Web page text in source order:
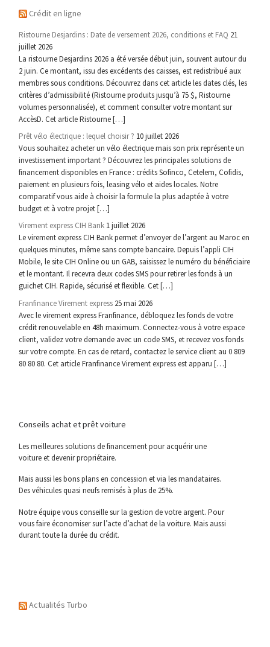
Crédit en ligne
Ristourne Desjardins : Date de versement 2026, conditions et FAQ 21
juillet 2026
La ristourne Desjardins 2026 a été versée début juin, souvent autour du
2 juin. Ce montant, issu des excédents des caisses, est redistribué aux
membres sous conditions. Découvrez dans cet article les dates clés, les
critères d’admissibilité (Ristourne produits jusqu’à 75 $, Ristourne
volumes personnalisée), et comment consulter votre montant sur
AccèsD. Cet article Ristourne […]
Prêt vélo électrique : lequel choisir ? 10 juillet 2026
Vous souhaitez acheter un vélo électrique mais son prix représente un
investissement important ? Découvrez les principales solutions de
financement disponibles en France : crédits Sofinco, Cetelem, Cofidis,
paiement en plusieurs fois, leasing vélo et aides locales. Notre
comparatif vous aide à choisir la formule la plus adaptée à votre
budget et à votre projet […]
Virement express CIH Bank 1 juillet 2026
Le virement express CIH Bank permet d’envoyer de l’argent au Maroc en
quelques minutes, même sans compte bancaire. Depuis l’appli CIH
Mobile, le site CIH Online ou un GAB, saisissez le numéro du bénéficiaire
et le montant. Il recevra deux codes SMS pour retirer les fonds à un
guichet CIH. Rapide, sécurisé et flexible. Cet […]
Franfinance Virement express 25 mai 2026
Avec le virement express Franfinance, débloquez les fonds de votre
crédit renouvelable en 48h maximum. Connectez-vous à votre espace
client, validez votre demande avec un code SMS, et recevez vos fonds
sur votre compte. En cas de retard, contactez le service client au 0 809
80 80 80. Cet article Franfinance Virement express est apparu […]
Conseils achat et prêt voiture
Les meilleures solutions de financement pour acquérir une
voiture et devenir propriétaire.
Mais aussi les bons plans en concession et via les mandataires.
Des véhicules quasi neufs remisés à plus de 25%.
Notre équipe vous conseille sur la gestion de votre argent. Pour
vous faire économiser sur l’acte d’achat de la voiture. Mais aussi
durant toute la durée du crédit.
Actualités Turbo